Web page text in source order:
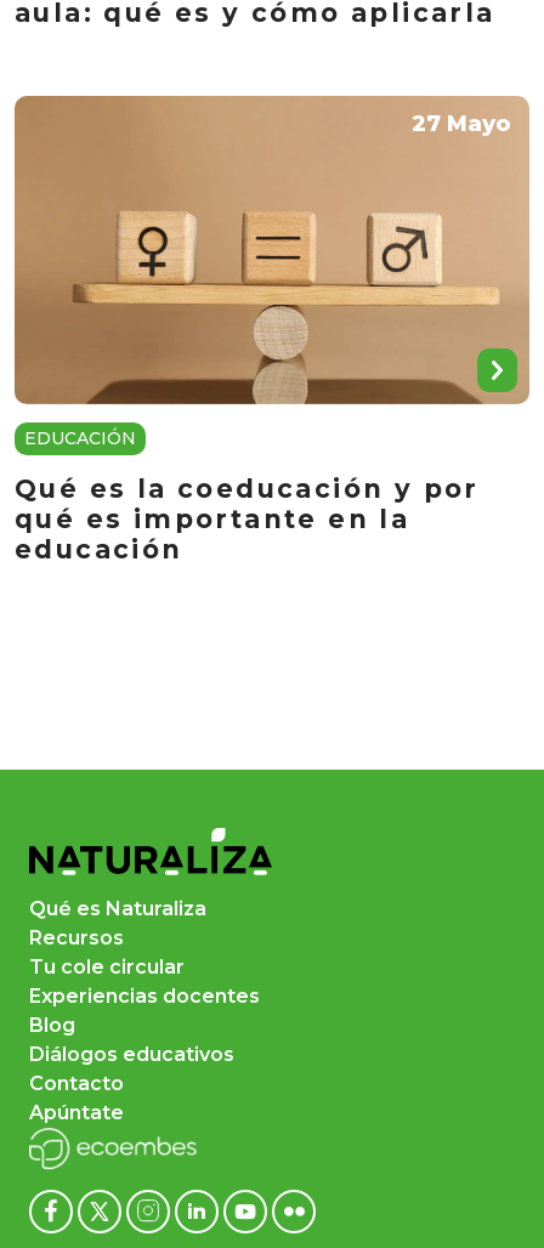
aula: qué es y cómo aplicarla
27 Mayo
EDUCACIÓN
Qué es la coeducación y por
qué es importante en la
educación
Qué es Naturaliza
Recursos
Tu cole circular
Experiencias docentes
Blog
Diálogos educativos
Contacto
Apúntate